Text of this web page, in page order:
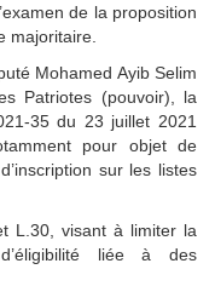
de la proposition
majoritaire.
Mohamed Ayib Selim
Patriotes (pouvoir), la
35 du 23 juillet 2021
pour objet de
sur les listes
L.30, visant à limiter la
liée à des